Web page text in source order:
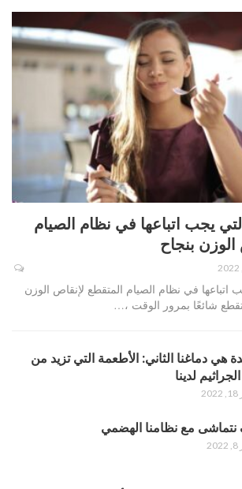
يجب اتباعها في نظام الصيام
بنجاح
اتباعها في نظام الصيام المتقطع لإنقاص الوزن
شائعًا بمرور الوقت ،…
هي دماغنا الثاني: الأطعمة التي تزيد من
لدينا
مع نظامنا الهضمي